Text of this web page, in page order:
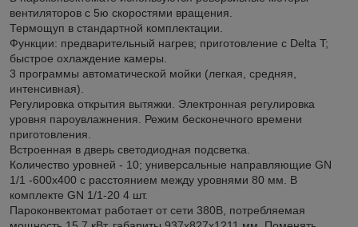
вентиляторов с 5ю скоростями вращения.
Термощуп в стандартной комплектации.
Функции: предварительный нагрев; приготовление с Delta T;
быстрое охлаждение камеры.
3 программы автоматической мойки (легкая, средняя,
интенсивная).
Регулировка открытия вытяжки. Электронная регулировка
уровня пароувлажнения. Режим бесконечного времени
приготовления.
Встроенная в дверь светодиодная подсветка.
Количество уровней - 10; универсальные направляющие GN
1/1 -600x400 c расстоянием между уровнями 80 мм. В
комплекте GN 1/1-20 4 шт.
Пароконвектомат работает от сети 380В, потребляемая